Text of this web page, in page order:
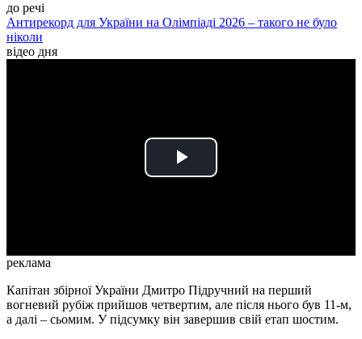
до речі
Антирекорд для України на Олімпіаді 2026 – такого не було
ніколи
відео дня
Play
реклама
Капітан збірної України Дмитро Підручний на перший
вогневий рубіж прийшов четвертим, але після нього був 11-м,
а далі – сьомим. У підсумку він завершив свій етап шостим.